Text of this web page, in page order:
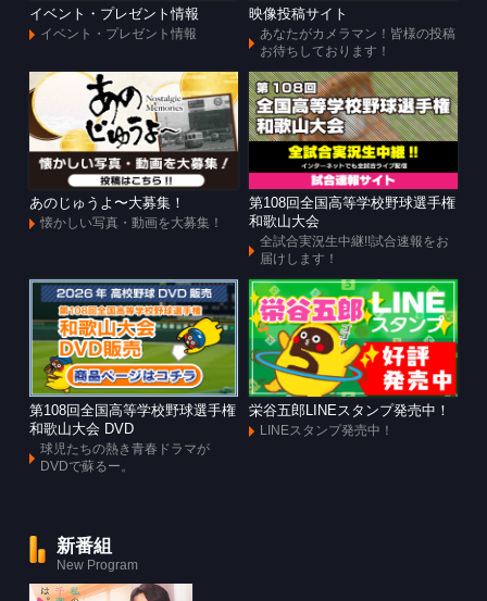
イベント・プレゼント情報
イベント・プレゼント情報
映像投稿サイト
あなたがカメラマン！皆様の投稿
お待ちしております！
あのじゅうよ〜大募集！
懐かしい写真・動画を大募集！
第108回全国高等学校野球選手権
和歌山大会
全試合実況生中継!!試合速報をお
届けします！
第108回全国高等学校野球選手権
和歌山大会 DVD
球児たちの熱き青春ドラマが
DVDで蘇るー。
栄谷五郎LINEスタンプ発売中！
LINEスタンプ発売中！
新番組
New Program